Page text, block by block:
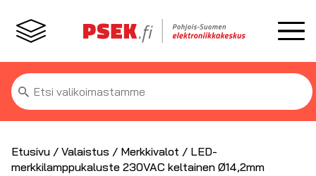
Etsi:
Etusivu / Valaistus / Merkkivalot / LED-
merkkilamppukaluste 230VAC keltainen Ø14,2mm